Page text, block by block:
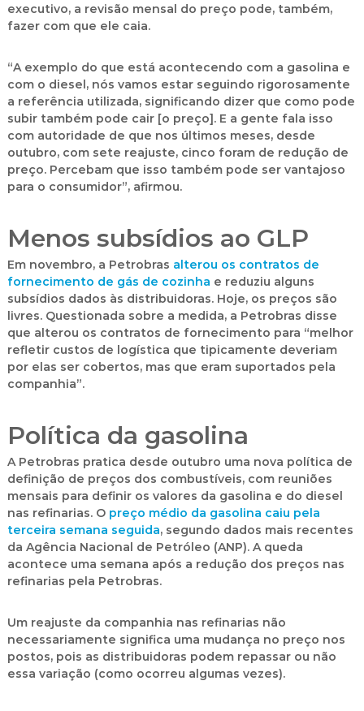
executivo, a revisão mensal do preço pode, também,
fazer com que ele caia.
“A exemplo do que está acontecendo com a gasolina e
com o diesel, nós vamos estar seguindo rigorosamente
a referência utilizada, significando dizer que como pode
subir também pode cair [o preço]. E a gente fala isso
com autoridade de que nos últimos meses, desde
outubro, com sete reajuste, cinco foram de redução de
preço. Percebam que isso também pode ser vantajoso
para o consumidor”, afirmou.
Menos subsídios ao GLP
Em novembro, a Petrobras alterou os contratos de
fornecimento de gás de cozinha e reduziu alguns
subsídios dados às distribuidoras. Hoje, os preços são
livres. Questionada sobre a medida, a Petrobras disse
que alterou os contratos de fornecimento para “melhor
refletir custos de logística que tipicamente deveriam
por elas ser cobertos, mas que eram suportados pela
companhia”.
Política da gasolina
A Petrobras pratica desde outubro uma nova política de
definição de preços dos combustíveis, com reuniões
mensais para definir os valores da gasolina e do diesel
nas refinarias. O preço médio da gasolina caiu pela
terceira semana seguida, segundo dados mais recentes
da Agência Nacional de Petróleo (ANP). A queda
acontece uma semana após a redução dos preços nas
refinarias pela Petrobras.
Um reajuste da companhia nas refinarias não
necessariamente significa uma mudança no preço nos
postos, pois as distribuidoras podem repassar ou não
essa variação (como ocorreu algumas vezes).